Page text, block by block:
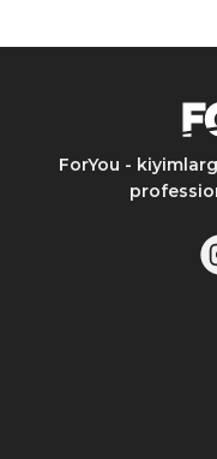
ForYou -